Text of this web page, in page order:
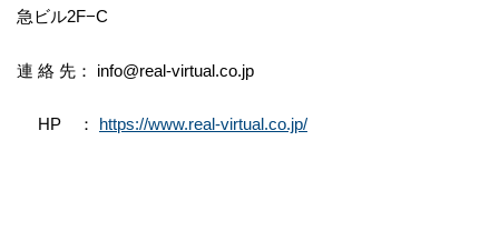
急ビル2F−C
連 絡 先： info@real-virtual.co.jp
HP ： https://www.real-virtual.co.jp/